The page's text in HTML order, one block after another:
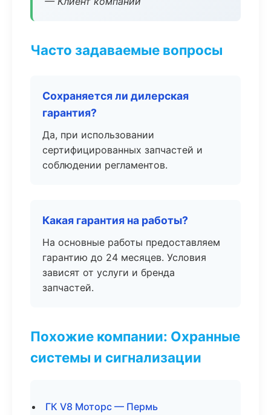
Часто задаваемые вопросы
Сохраняется ли дилерская
гарантия?
Да, при использовании
сертифицированных запчастей и
соблюдении регламентов.
Какая гарантия на работы?
На основные работы предоставляем
гарантию до 24 месяцев. Условия
зависят от услуги и бренда
запчастей.
Похожие компании: Охранные
системы и сигнализации
ГК V8 Моторс — Пермь